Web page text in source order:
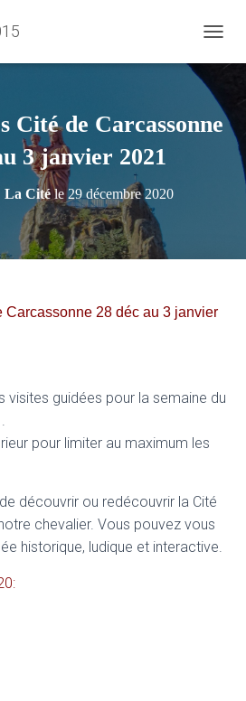
É
L
E
I
Cité de Carcassonne
3 janvier 2021
Citéle29 décembre 2020
28 déc au 3 janvier
visites guidées pour la semaine du
pour limiter au maximum les
découvrir ou redécouvrir la Cité
chevalier. Vous pouvez vous
historique, ludique et interactive.